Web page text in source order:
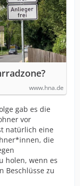
www.hna.de
gab es die
vor
natürlich eine
die
holen, wenn es
Beschlüsse zu